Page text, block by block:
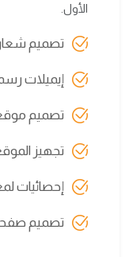
الأول.
تصميم
إيميلات
تصميم
تجهيز
إحصائيات
تصميم